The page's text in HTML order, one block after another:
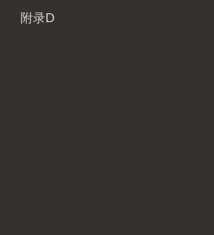
附录D